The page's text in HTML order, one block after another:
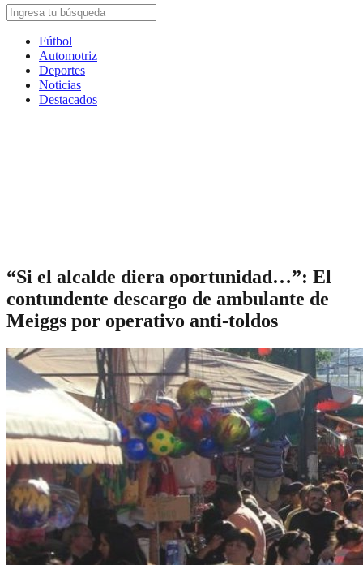
Fútbol
Automotriz
Deportes
Noticias
Destacados
“Si el alcalde diera oportunidad…”: El
contundente descargo de ambulante de
Meiggs por operativo anti-toldos